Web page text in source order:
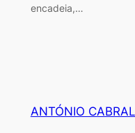
encadeia,…
ANTÓNIO CABRAL